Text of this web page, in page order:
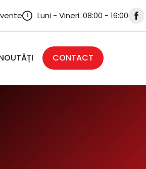
Luni - Vineri: 08:00 - 16:00
CONTACT